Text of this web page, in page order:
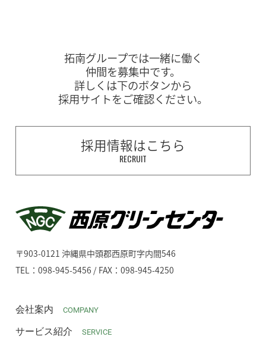
拓南グループでは一緒に働く
仲間を募集中です。
詳しくは下のボタンから
採用サイトをご確認ください。
採用情報はこちら
RECRUIT
〒903-0121 沖縄県中頭郡西原町字内間546
TEL：098-945-5456 / FAX：098-945-4250
会社案内 COMPANY
サービス紹介 SERVICE